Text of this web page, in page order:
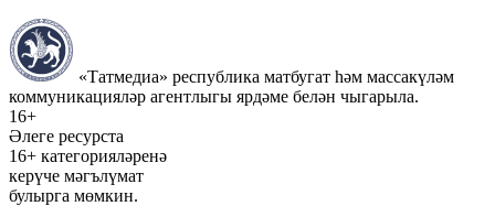
«Татмедиа» республика матбугат һәм массакүләм
коммуникацияләр агентлыгы ярдәме белән чыгарыла.
16+
Әлеге ресурста
16+ категорияләренә
керүче мәгълүмат
булырга мөмкин.